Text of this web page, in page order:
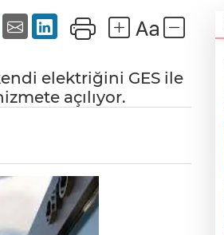
elektriğini GES ile
açılıyor.